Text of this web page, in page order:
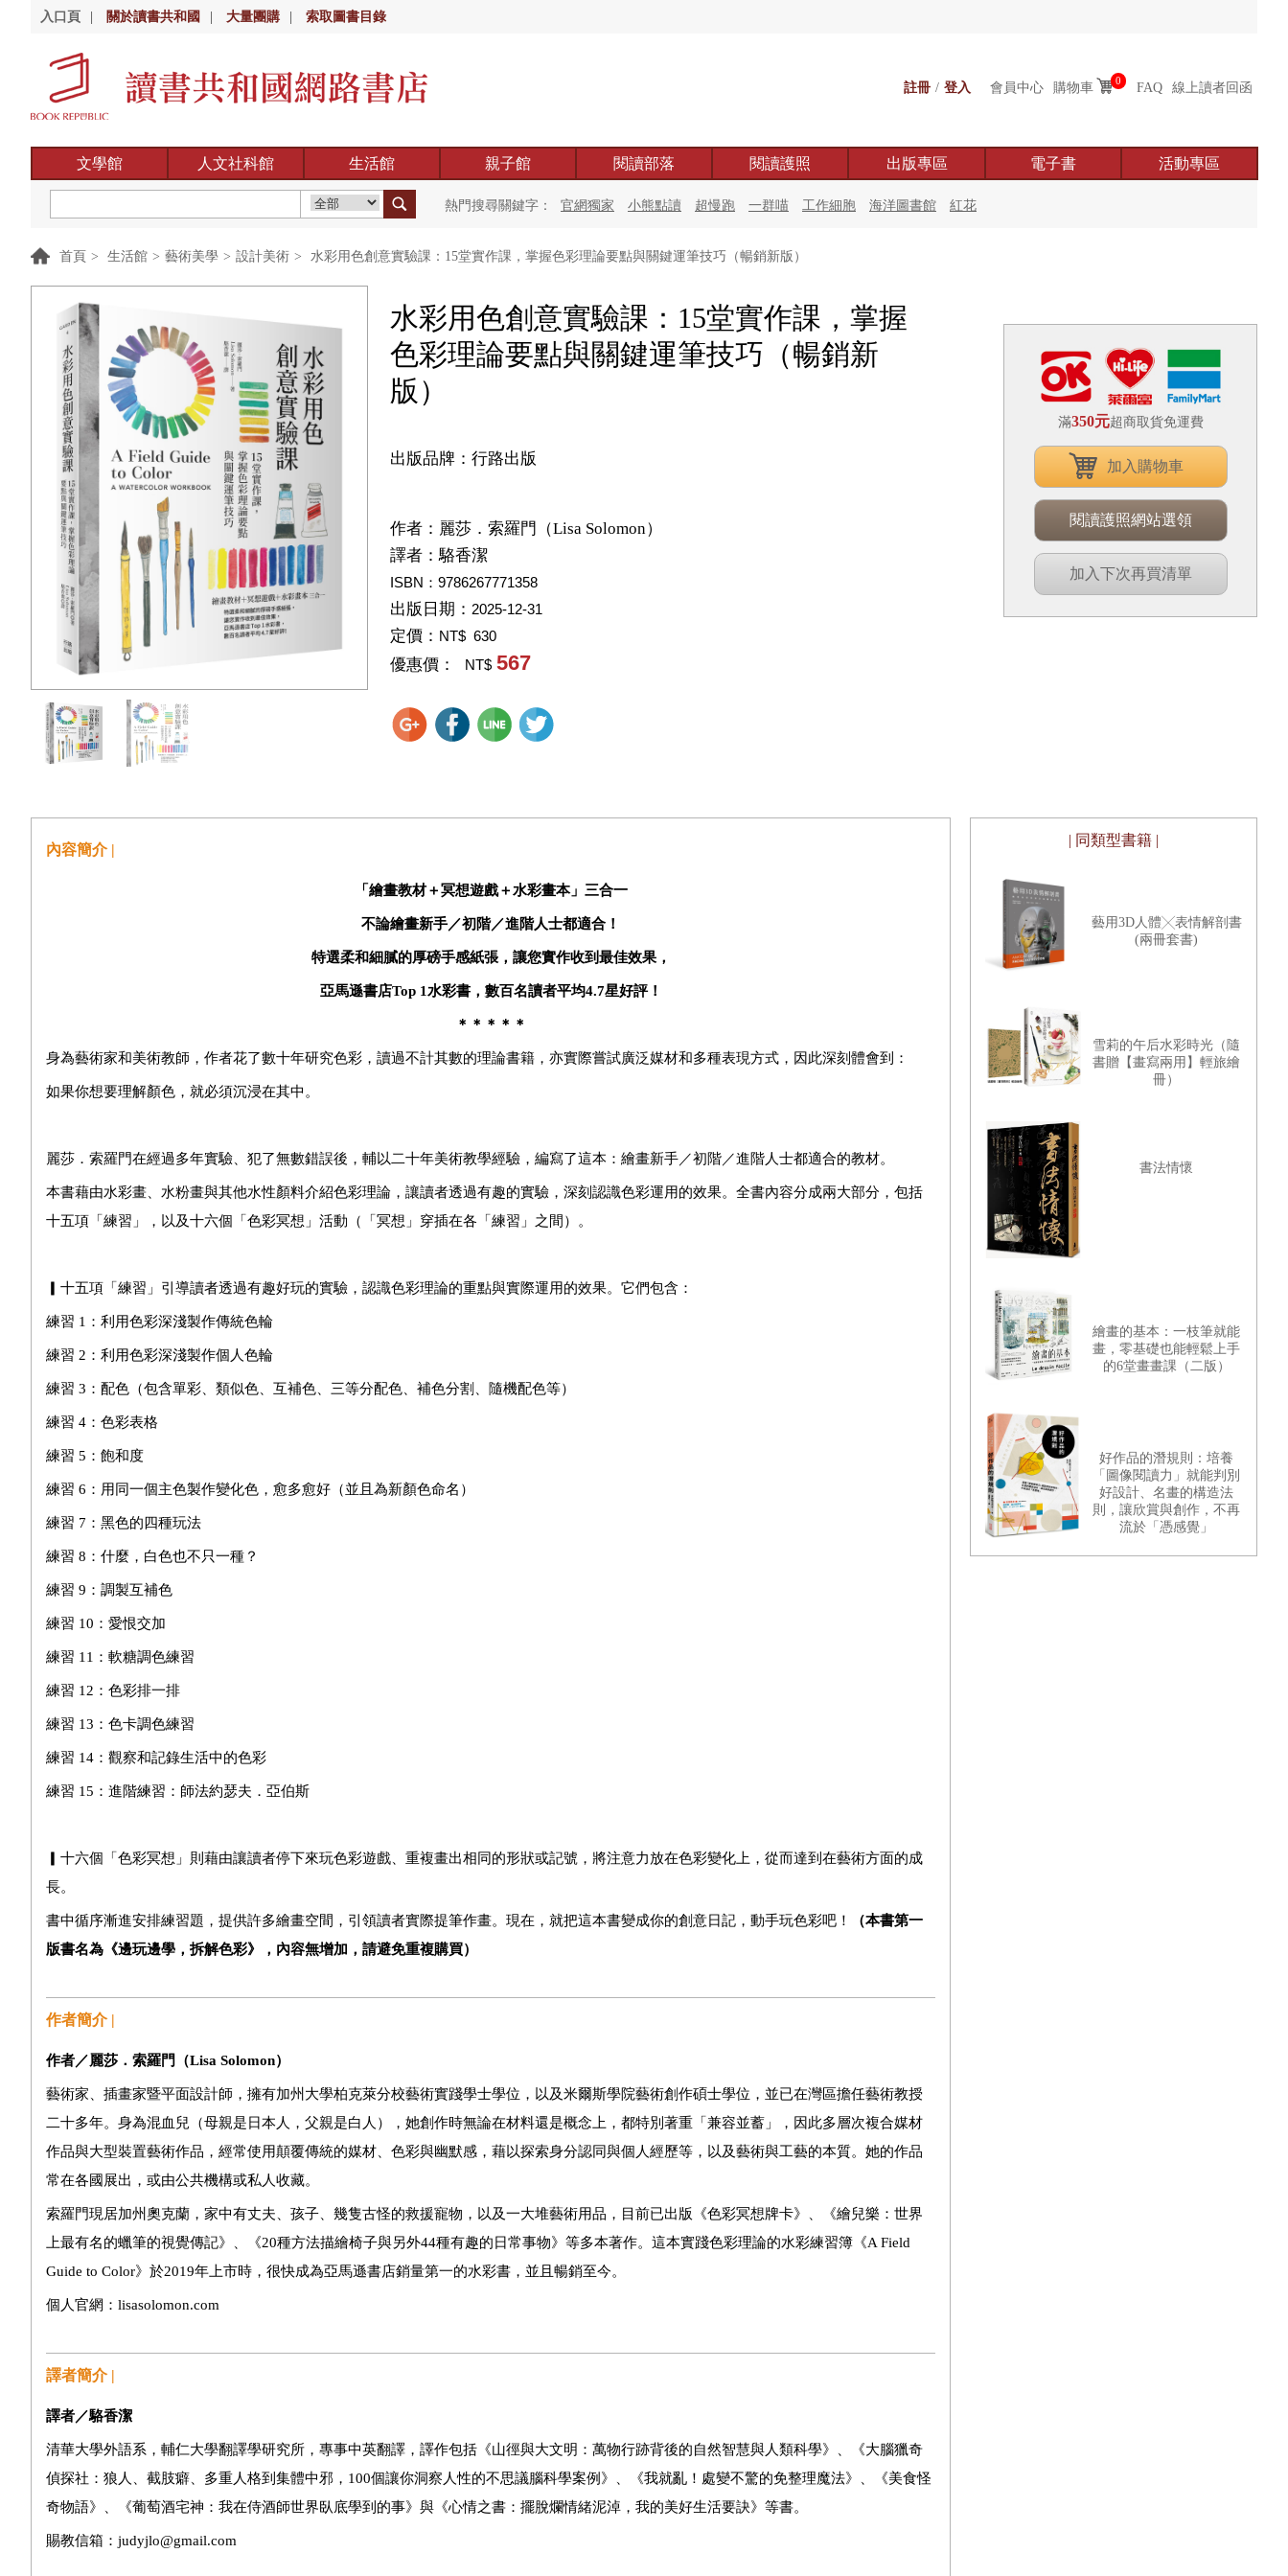
入口頁 關於讀書共和國 大量團購 索取圖書目錄
註冊 / 登入 會員中心 購物車 0 FAQ 線上讀者回函
文學館 人文社科館 生活館 親子館 閱讀部落 閱讀護照 出版專區 電子書 活動專區
熱門搜尋關鍵字： 官網獨家 小熊點讀 超慢跑 一群喵 工作細胞 海洋圖書館 紅花
首頁 > 生活館 > 藝術美學 > 設計美術 > 水彩用色創意實驗課：15堂實作課，掌握色彩理論要點與關鍵運筆技巧（暢銷新版）
水彩用色創意實驗課：15堂實作課，掌握
色彩理論要點與關鍵運筆技巧（暢銷新
版）
出版品牌：行路出版
作者： 麗莎．索羅門（Lisa Solomon）
譯者：駱香潔
ISBN：9786267771358
出版日期： 2025-12-31
定價： NT$ 630
優惠價： NT$ 567
滿350元超商取貨免運費
加入購物車
閱讀護照網站選領
加入下次再買清單
內容簡介 |
「繪畫教材＋冥想遊戲＋水彩畫本」三合一
不論繪畫新手／初階／進階人士都適合！
特選柔和細膩的厚磅手感紙張，讓您實作收到最佳效果，
亞馬遜書店Top 1水彩書，數百名讀者平均4.7星好評！
＊＊＊＊＊
身為藝術家和美術教師，作者花了數十年研究色彩，讀過不計其數的理論書籍，亦實際嘗試廣泛媒材和多種表現方式，因此深刻體會到：
如果你想要理解顏色，就必須沉浸在其中。
麗莎．索羅門在經過多年實驗、犯了無數錯誤後，輔以二十年美術教學經驗，編寫了這本：繪畫新手／初階／進階人士都適合的教材。
本書藉由水彩畫、水粉畫與其他水性顏料介紹色彩理論，讓讀者透過有趣的實驗，深刻認識色彩運用的效果。全書內容分成兩大部分，包括
十五項「練習」，以及十六個「色彩冥想」活動（「冥想」穿插在各「練習」之間）。
▎十五項「練習」引導讀者透過有趣好玩的實驗，認識色彩理論的重點與實際運用的效果。它們包含：
練習 1：利用色彩深淺製作傳統色輪
練習 2：利用色彩深淺製作個人色輪
練習 3：配色（包含單彩、類似色、互補色、三等分配色、補色分割、隨機配色等）
練習 4：色彩表格
練習 5：飽和度
練習 6：用同一個主色製作變化色，愈多愈好（並且為新顏色命名）
練習 7：黑色的四種玩法
練習 8：什麼，白色也不只一種？
練習 9：調製互補色
練習 10：愛恨交加
練習 11：軟糖調色練習
練習 12：色彩排一排
練習 13：色卡調色練習
練習 14：觀察和記錄生活中的色彩
練習 15：進階練習：師法約瑟夫．亞伯斯
▎十六個「色彩冥想」則藉由讓讀者停下來玩色彩遊戲、重複畫出相同的形狀或記號，將注意力放在色彩變化上，從而達到在藝術方面的成
長。
書中循序漸進安排練習題，提供許多繪畫空間，引領讀者實際提筆作畫。現在，就把這本書變成你的創意日記，動手玩色彩吧！ （本書第一
版書名為《邊玩邊學，拆解色彩》，內容無增加，請避免重複購買）
作者簡介 |
作者／麗莎．索羅門（Lisa Solomon）
藝術家、插畫家暨平面設計師，擁有加州大學柏克萊分校藝術實踐學士學位，以及米爾斯學院藝術創作碩士學位，並已在灣區擔任藝術教授
二十多年。身為混血兒（母親是日本人，父親是白人），她創作時無論在材料還是概念上，都特別著重「兼容並蓄」，因此多層次複合媒材
作品與大型裝置藝術作品，經常使用顛覆傳統的媒材、色彩與幽默感，藉以探索身分認同與個人經歷等，以及藝術與工藝的本質。她的作品
常在各國展出，或由公共機構或私人收藏。
索羅門現居加州奧克蘭，家中有丈夫、孩子、幾隻古怪的救援寵物，以及一大堆藝術用品，目前已出版《色彩冥想牌卡》、《繪兒樂：世界
上最有名的蠟筆的視覺傳記》、《20種方法描繪椅子與另外44種有趣的日常事物》等多本著作。這本實踐色彩理論的水彩練習簿《A Field
Guide to Color》於2019年上市時，很快成為亞馬遜書店銷量第一的水彩書，並且暢銷至今。
個人官網：lisasolomon.com
譯者簡介 |
譯者／駱香潔
清華大學外語系，輔仁大學翻譯學研究所，專事中英翻譯，譯作包括《山徑與大文明：萬物行跡背後的自然智慧與人類科學》、《大腦獵奇
偵探社：狼人、截肢癖、多重人格到集體中邪，100個讓你洞察人性的不思議腦科學案例》、《我就亂！處變不驚的免整理魔法》、《美食怪
奇物語》、《葡萄酒宅神：我在侍酒師世界臥底學到的事》與《心情之書：擺脫爛情緒泥淖，我的美好生活要訣》等書。
賜教信箱：judyjlo@gmail.com
| 同類型書籍 |
藝用3D人體╳表情解剖書
(兩冊套書)
雪莉的午后水彩時光（隨
書贈【畫寫兩用】輕旅繪
冊）
書法情懷
繪畫的基本：一枝筆就能
畫，零基礎也能輕鬆上手
的6堂畫畫課（二版）
好作品的潛規則：培養
「圖像閱讀力」就能判別
好設計、名畫的構造法
則，讓欣賞與創作，不再
流於「憑感覺」